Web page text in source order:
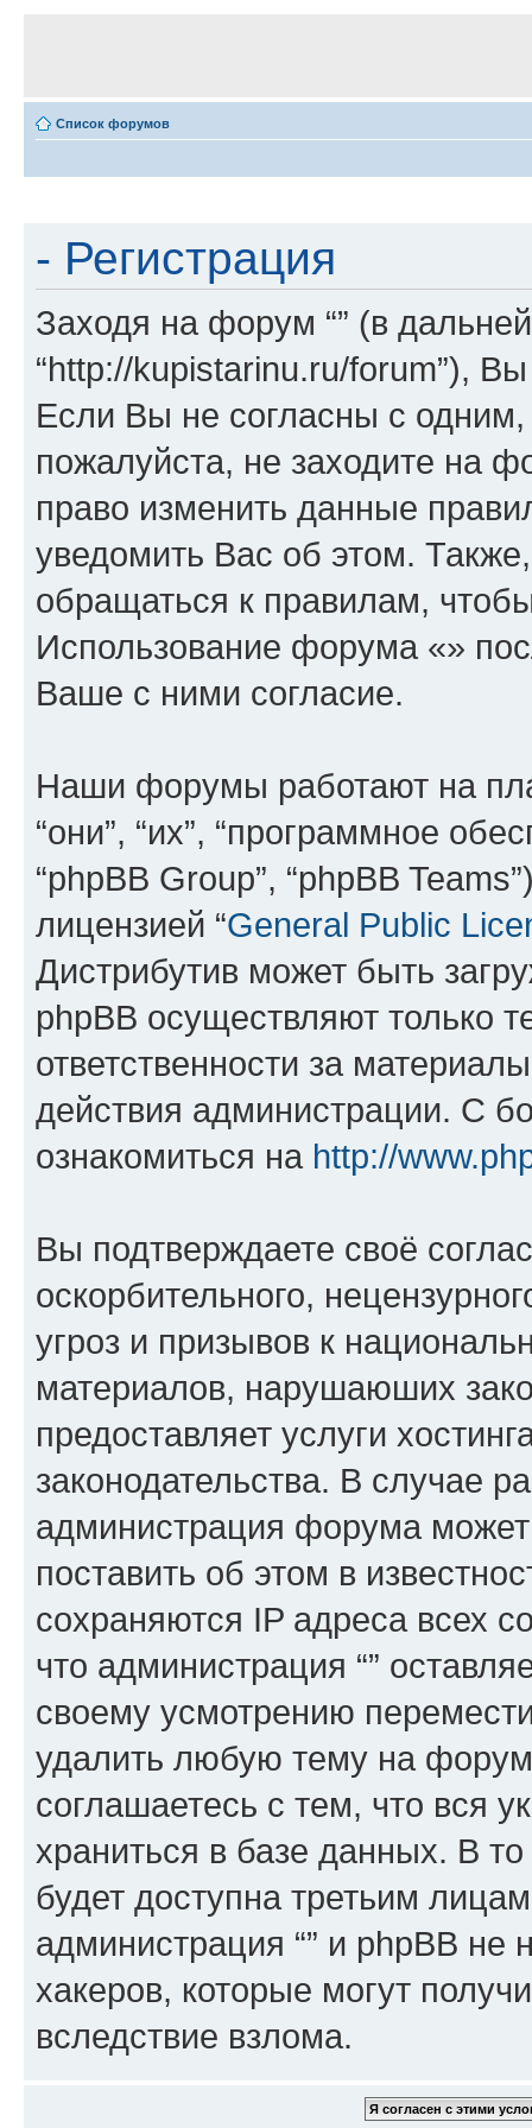
Список форумов
- Регистрация
Заходя на форум “” (в
“http://kupistarinu.ru/forum”),
Если Вы не согласны с
пожалуйста, не заходите на
право изменить данные
уведомить Вас об этом.
обращаться к правилам,
Использование форума «»
Ваше с ними согласие.
Наши форумы работают на
“они”, “их”, “программное
“phpBB Group”, “phpBB
лицензией “General Public
Дистрибутив может быть
phpBB осуществляют только
ответственности за
действия администрации. С
ознакомиться на http://
Вы подтверждаете своё
оскорбительного,
угроз и призывов к
материалов, нарушаюших
предоставляет услуги
законодательства. В случае
администрация форума
поставить об этом в
сохраняются IP адреса всех
что администрация “”
своему усмотрению
удалить любую тему на
соглашаетесь с тем, что вся
храниться в базе данных. В
будет доступна третьим
администрация “” и phpBB не
хакеров, которые могут
вследствие взлома.